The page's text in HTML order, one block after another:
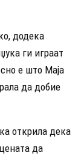
додека
ги играат
е што Маја
да добие
открила дека
да